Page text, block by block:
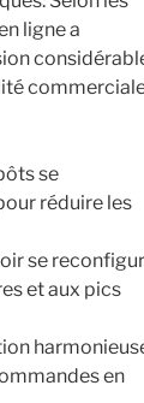
ligne a
se
réduire les
se
et aux pics
en